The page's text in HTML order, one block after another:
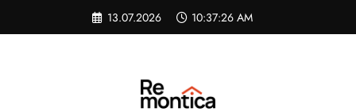
содержимому
13.07.2026 10:37:27 AM